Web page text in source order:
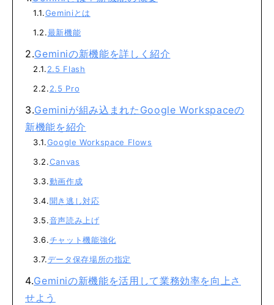
Geminiとは
最新機能
Geminiの新機能を詳しく紹介
2.5 Flash
2.5 Pro
Geminiが組み込まれたGoogle Workspaceの
新機能を紹介
Google Workspace Flows
Canvas
動画作成
聞き逃し対応
音声読み上げ
チャット機能強化
データ保存場所の指定
Geminiの新機能を活用して業務効率を向上さ
せよう